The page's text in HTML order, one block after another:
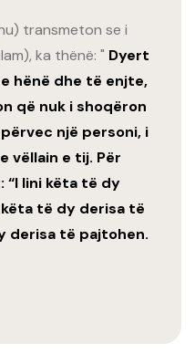
transmeton se i
ka thënë: " Dyert
hënë dhe të enjte,
që nuk i shoqëron
një personi, i
vëllain e tij. Për
lini këta të dy
të dy derisa të
derisa të pajtohen.